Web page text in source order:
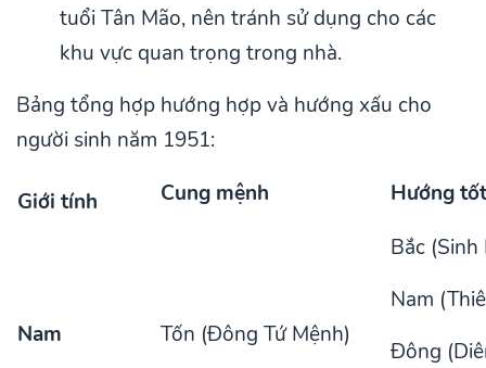
tuổi Tân Mão, nên tránh sử dụng cho các
khu vực quan trọng trong nhà.
Bảng tổng hợp hướng hợp và hướng xấu cho
người sinh năm 1951:
Giới tính Cung mệnh Hướng
Nam Tốn (Đông Tứ Mệnh)
Bắc (Sinh
Nam
Đông